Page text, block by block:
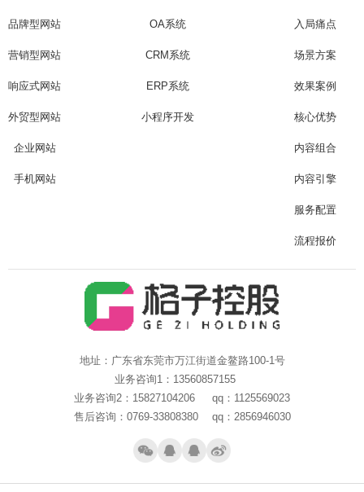
品牌型网站
营销型网站
响应式网站
外贸型网站
企业网站
手机网站
OA系统
CRM系统
ERP系统
小程序开发
入局痛点
场景方案
效果案例
核心优势
内容组合
内容引擎
服务配置
流程报价
地址：广东省东莞市万江街道金鳌路100-1号
业务咨询1：13560857155
业务咨询2：15827104206 qq：1125569023
售后咨询：0769-33808380 qq：2856946030